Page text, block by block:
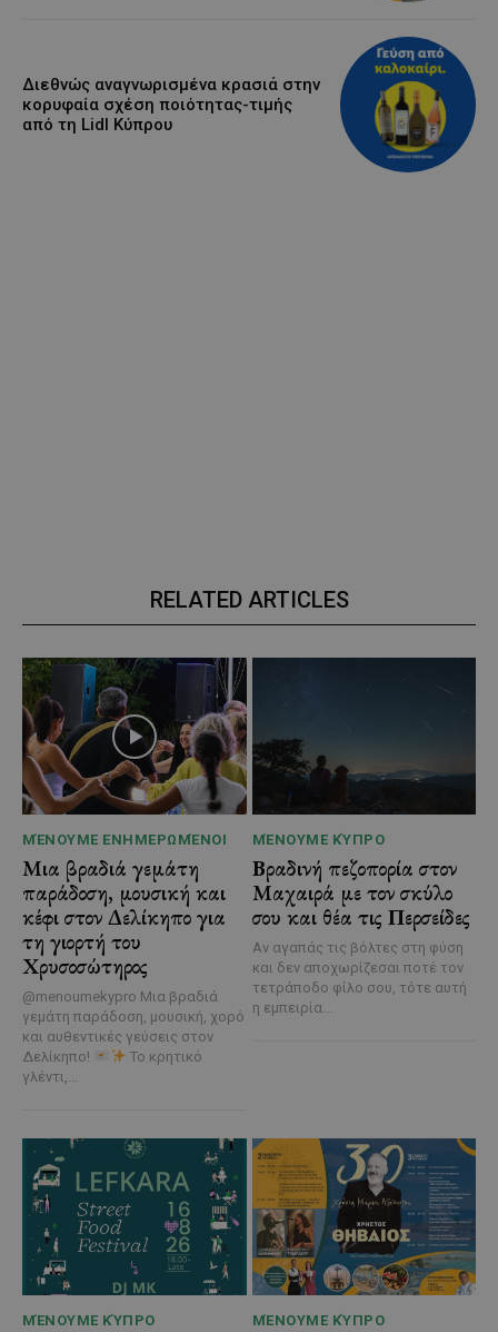
Διεθνώς αναγνωρισμένα κρασιά στην
κορυφαία σχέση ποιότητας-τιμής
από τη Lidl Κύπρου
RELATED ARTICLES
ΜΈΝΟΥΜΕ ΕΝΗΜΕΡΩΜΈΝΟΙ
Μια βραδιά γεμάτη
παράδοση, μουσική και
κέφι στον Δελίκηπο για
τη γιορτή του
Χρυσοσώτηρος
@menoumekypro Μια βραδιά
γεμάτη παράδοση, μουσική, χορό
και αυθεντικές γεύσεις στον
Δελίκηπο!
Το κρητικό
γλέντι,...
ΜΈΝΟΥΜΕ ΚΎΠΡΟ
Βραδινή πεζοπορία στον
Μαχαιρά με τον σκύλο
σου και θέα τις Περσείδες
Αν αγαπάς τις βόλτες στη φύση
και δεν αποχωρίζεσαι ποτέ τον
τετράποδο φίλο σου, τότε αυτή
η εμπειρία...
ΜΈΝΟΥΜΕ ΚΎΠΡΟ ΜΈΝΟΥΜΕ ΚΎΠΡΟ